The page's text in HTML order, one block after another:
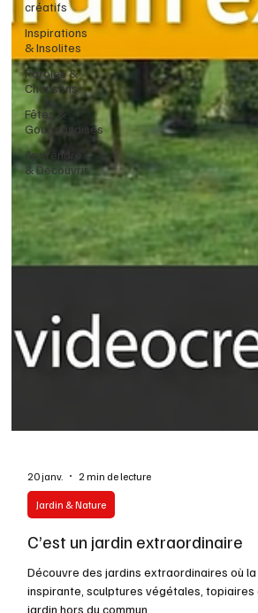
créatifs
Inspirations
& Insolites
Paroles &
Chansons
Fêtes &
Gourmandises
Apprendre
& Découvrir
20 janv. 2 min de lecture
Jardin & Nature
C’est un jardin extraordinaire
Découvre des jardins extraordinaires où la